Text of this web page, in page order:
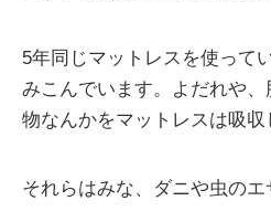
5年同じマットレスを使って
みこんでいます。よだれや
物なんかをマットレスは吸収
それらはみな、ダニや虫のエ